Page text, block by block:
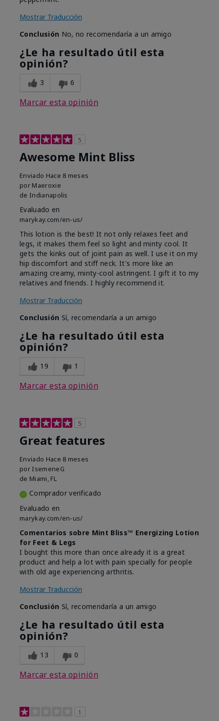
Mostrar Traducción
Conclusión No, no recomendaría a un amigo
¿Le ha resultado útil esta
opinión?
3 6
Marcar esta opinión
5
Awesome Mint Bliss
Enviado Hace 8 meses
por Maeroxie
de Indianapolis
Evaluado en
marykay.com/en-us/
This lotion is the best! It not only relaxes feet and
legs, it makes them feel so light and minty cool. It
gets the kinks out of joint pain as well. I use it on my
hip discomfort and stiff neck. It's more like an
amazing creamy, minty-cool astringent. I gift it to my
relatives and friends. I highly recommend it.
Mostrar Traducción
Conclusión Sí, recomendaría a un amigo
¿Le ha resultado útil esta
opinión?
19 1
Marcar esta opinión
5
Great features
Enviado Hace 8 meses
por IsemeneG
de Miami, FL
Comprador verificado
Evaluado en
marykay.com/en-us/
Comentarios sobre Mint Bliss™ Energizing Lotion
for Feet & Legs
I bought this more than once already it is a great
product and help a lot with pain specially for people
with old age experiencing arthritis.
Mostrar Traducción
Conclusión Sí, recomendaría a un amigo
¿Le ha resultado útil esta
opinión?
13 0
Marcar esta opinión
1